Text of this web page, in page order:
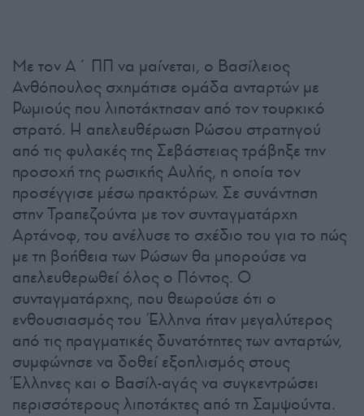
Με τον Α΄ ΠΠ να μαίνεται, ο Βασίλειος
Ανθόπουλος σχημάτισε ομάδα ανταρτών με
Ρωμιούς που λιποτάκτησαν από τον τουρκικό
στρατό. Η απελευθέρωση Ρώσου στρατηγού
από τις φυλακές της Σεβάστειας τράβηξε την
προσοχή της ρωσικής Αυλής, η οποία τον
προσέγγισε μέσω πρακτόρων. Σε συνάντηση
στην Τραπεζούντα με τον συνταγματάρχη
Αρτάνοφ, του ανέλυσε το σχέδιο του για το πώς
με τη βοήθεια των Ρώσων θα μπορούσε να
απελευθερωθεί όλος ο Πόντος. Ο
συνταγματάρχης, που θεωρούσε ότι ο
ενθουσιασμός του Έλληνα ήταν μεγαλύτερος
από τις πραγματικές δυνατότητες των ανταρτών,
συμφώνησε να δοθεί εξοπλισμός στους
Έλληνες και ο Βασίλ-αγάς να συγκεντρώσει
περισσότερους λιποτάκτες από τη Σαμψούντα.